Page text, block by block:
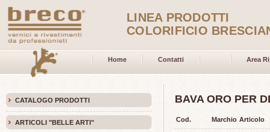
LINEA PRODOTTI
COLORIFICIO
Home Contatti Area
CATALOGO PRODOTTI
ARTICOLI "BELLE ARTI"
BAVA ORO PER
Cod. Marchio Articolo